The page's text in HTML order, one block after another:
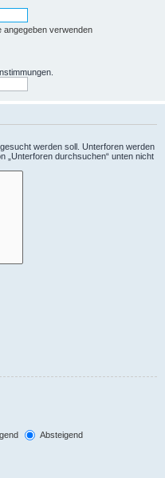
angegeben verwenden
werden soll. Unterforen werden
„Unterforen durchsuchen“ unten nicht
Absteigend